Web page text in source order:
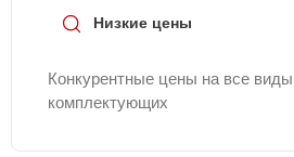
Низкие цены
Конкурентные цены на все
комплектующих